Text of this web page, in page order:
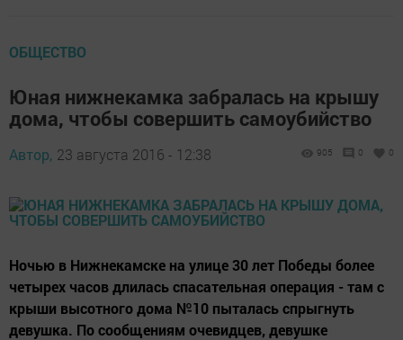
ОБЩЕСТВО
Юная нижнекамка забралась на крышу
дома, чтобы совершить самоубийство
Автор, 23 августа 2016 - 12:38 905 0 0
Ночью в Нижнекамске на улице 30 лет Победы более
четырех часов длилась спасательная операция - там с
крыши высотного дома №10 пыталась спрыгнуть
девушка. По сообщениям очевидцев, девушке